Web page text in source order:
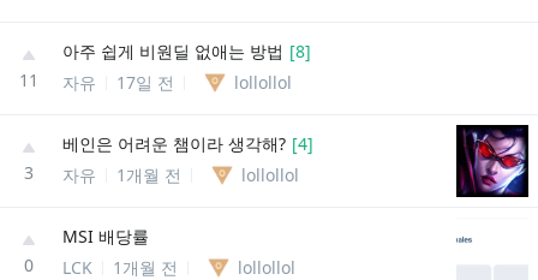
11
아주 쉽게 비원딜 없애는 방법 [8]
자유
17일 전 lollollol
3
베인은 어려운 챔이라 생각해? [4]
자유
1개월 전 lollollol
0
MSI 배당률
LCK
1개월 전 lollollol